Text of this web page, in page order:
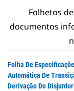
Folhetos
documentos
Folha De
Automática De
Derivação Do Disjuntor